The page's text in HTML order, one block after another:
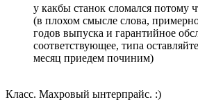
у какбы станок сломался потому
(в плохом смысле слова,
годов выпуска и гарантийное
соответствующее, типа
месяц приедем починим)
Класс. Махровый ынтерпрайс. :)